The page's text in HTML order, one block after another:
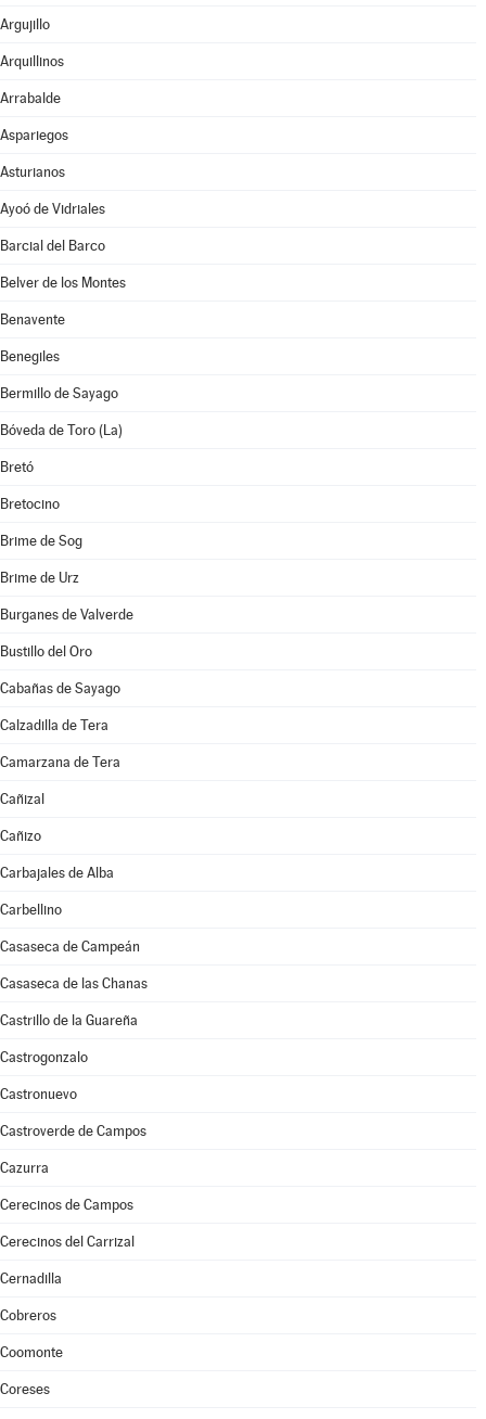
Argujillo
Arquillinos
Arrabalde
Aspariegos
Asturianos
Ayoó de Vidriales
Barcial del Barco
Belver de los Montes
Benavente
Benegiles
Bermillo de Sayago
Bóveda de Toro (La)
Bretó
Bretocino
Brime de Sog
Brime de Urz
Burganes de Valverde
Bustillo del Oro
Cabañas de Sayago
Calzadilla de Tera
Camarzana de Tera
Cañizal
Cañizo
Carbajales de Alba
Carbellino
Casaseca de Campeán
Casaseca de las Chanas
Castrillo de la Guareña
Castrogonzalo
Castronuevo
Castroverde de Campos
Cazurra
Cerecinos de Campos
Cerecinos del Carrizal
Cernadilla
Cobreros
Coomonte
Coreses